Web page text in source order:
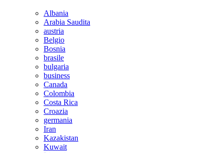
Albania
Arabia Saudita
austria
Belgio
Bosnia
brasile
bulgaria
business
Canada
Colombia
Costa Rica
Croazia
germania
Iran
Kazakistan
Kuwait